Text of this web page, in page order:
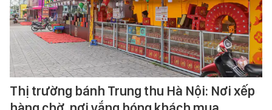
Thị trường bánh Trung thu Hà Nội: Nơi xếp